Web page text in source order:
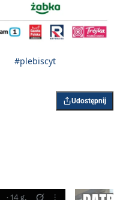
#plebiscyt
Udostępnij